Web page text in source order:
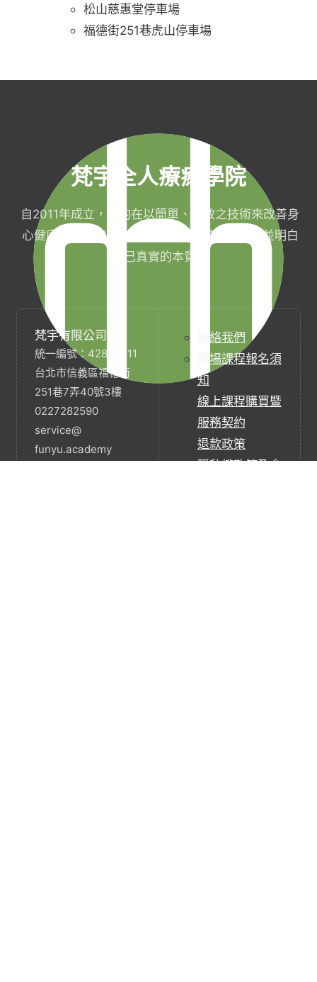
松山慈惠堂停車場
福德街251巷虎山停車場
梵宇全人療癒學院
自2011年成立，目的在以簡單、有效之技術來改善身
心健康，協助完成生命目標與實現靈性生活，並明白
自己真實的本質。
梵宇有限公司
統一編號：42854211
台北市信義區福德街
251巷7弄40號3樓
0227282590
service@
funyu.academy
聯絡我們
現場課程報名須
知
線上課程購買暨
服務契約
退款政策
隱私權政策及會